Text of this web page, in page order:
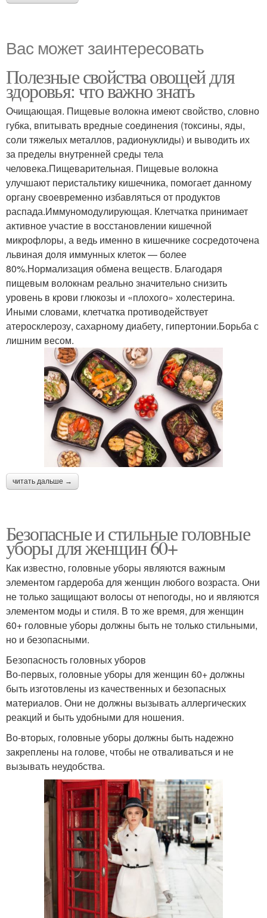
Вас может заинтересовать
Полезные свойства овощей для
здоровья: что важно знать
Очищающая. Пищевые волокна имеют свойство, словно
губка, впитывать вредные соединения (токсины, яды,
соли тяжелых металлов, радионуклиды) и выводить их
за пределы внутренней среды тела
человека.Пищеварительная. Пищевые волокна
улучшают перистальтику кишечника, помогает данному
органу своевременно избавляться от продуктов
распада.Иммуномодулирующая. Клетчатка принимает
активное участие в восстановлении кишечной
микрофлоры, а ведь именно в кишечнике сосредоточена
львиная доля иммунных клеток — более
80%.Нормализация обмена веществ. Благодаря
пищевым волокнам реально значительно снизить
уровень в крови глюкозы и «плохого» холестерина.
Иными словами, клетчатка противодействует
атеросклерозу, сахарному диабету, гипертонии.Борьба с
лишним весом.
читать дальше →
Безопасные и стильные головные
уборы для женщин 60+
Как известно, головные уборы являются важным
элементом гардероба для женщин любого возраста. Они
не только защищают волосы от непогоды, но и являются
элементом моды и стиля. В то же время, для женщин
60+ головные уборы должны быть не только стильными,
но и безопасными.
Безопасность головных уборов
Во-первых, головные уборы для женщин 60+ должны
быть изготовлены из качественных и безопасных
материалов. Они не должны вызывать аллергических
реакций и быть удобными для ношения.
Во-вторых, головные уборы должны быть надежно
закреплены на голове, чтобы не отваливаться и не
вызывать неудобства.